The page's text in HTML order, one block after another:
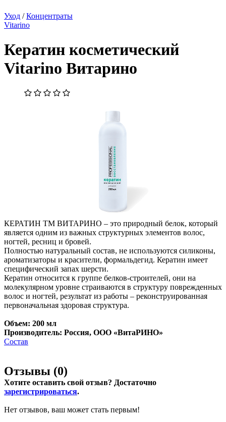
Уход /Концентраты
Vitarino
Кератин косметический
Vitarino Витарино
КЕРАТИН ТМ ВИТАРИНО – это природный белок, который
является одним из важных структурных элементов волос,
ногтей, ресниц и бровей.
Полностью натуральный состав, не используются силиконы,
ароматизаторы и красители, формальдегид. Кератин имеет
специфический запах шерсти.
Кератин относится к группе белков-строителей, они на
молекулярном уровне страиваются в структуру поврежденных
волос и ногтей, результат из работы – реконструированная
первоначальная здоровая структура.
Объем: 200 мл
Производитель: Россия, ООО «ВитаРИНО»
Состав
Отзывы (0)
Хотите оставить свой отзыв? Достаточно
зарегистрироваться.
Нет отзывов, ваш может стать первым!